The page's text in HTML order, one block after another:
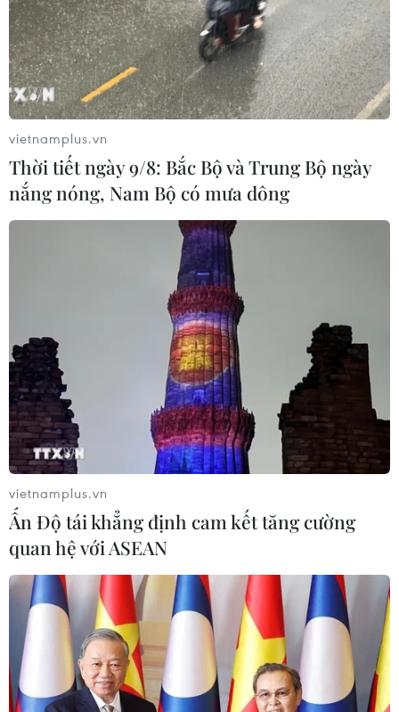
vừa ra mắt. (Ảnh: Minh Quyết/TTXVN)
Đại biểu tham dự lễ ra mắt sách. (Ảnh: Minh Quyết/TTXVN)
(TTXVN/Vietnam+)
#Trung tâm Thông tấn Quốc gia
#Thông tấn xã Việt Nam
vietnamplus.vn
Thời tiết ngày 9/8: Bắc Bộ và Trung Bộ ngày
nắng nóng, Nam Bộ có mưa dông
vietnamplus.vn
Ấn Độ tái khẳng định cam kết tăng cường
quan hệ với ASEAN